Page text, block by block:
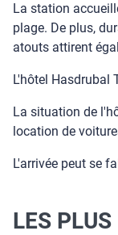
La station
plage. De plus,
atouts attirent
L'hôtel Hasdrubal
La situation de
location de
L'arrivée peut se
LES PLUS